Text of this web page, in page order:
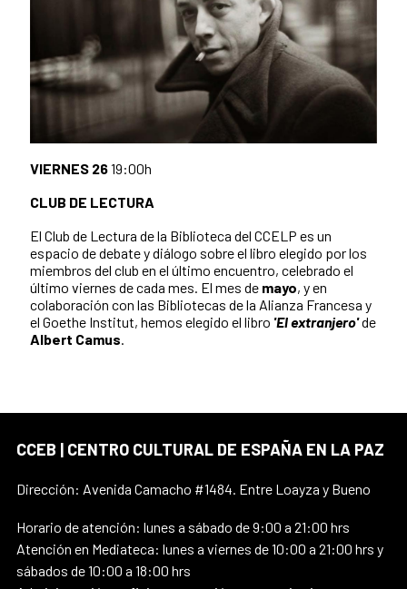
VIERNES 2619:00h
CLUB DE LECTURA
El Club de Lectura de la Biblioteca del CCELP es un
espacio de debate y diálogo sobre el libro elegido por los
miembros del club en el último encuentro, celebrado el
último viernes de cada mes. El mes de mayo, y en
colaboración con las Bibliotecas de la Alianza Francesa y
el Goethe Institut, hemos elegido el libro 'El extranjero'de
Albert Camus
CCEB | CENTRO CULTURAL DE ESPAÑA EN LA PAZ
Dirección: Avenida Camacho #1484. Entre Loayza y Bueno
Horario de atención: lunes a sábado de 9:00 a 21:00 hrs
Atención en Mediateca: lunes a viernes de 10:00 a 21:00 hrs y
sábados de 10:00 a 18:00 hrs